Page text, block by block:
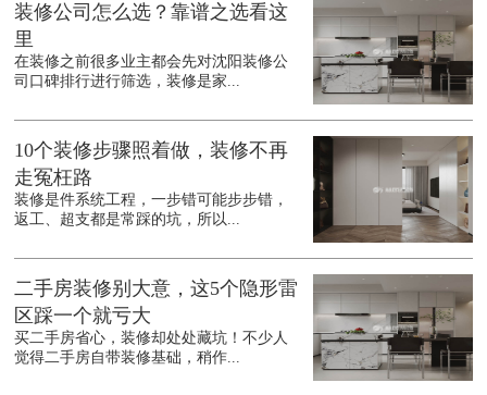
装修公司怎么选？靠谱之选看这
里
在装修之前很多业主都会先对沈阳装修公
司口碑排行进行筛选，装修是家...
10个装修步骤照着做，装修不再
走冤枉路
装修是件系统工程，一步错可能步步错，
返工、超支都是常踩的坑，所以...
二手房装修别大意，这5个隐形雷
区踩一个就亏大
买二手房省心，装修却处处藏坑！不少人
觉得二手房自带装修基础，稍作...